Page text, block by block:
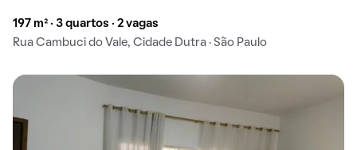
197 m² · 3 quartos · 2 vagas
Rua Cambuci do Vale, Cidade Dutra · São Paulo